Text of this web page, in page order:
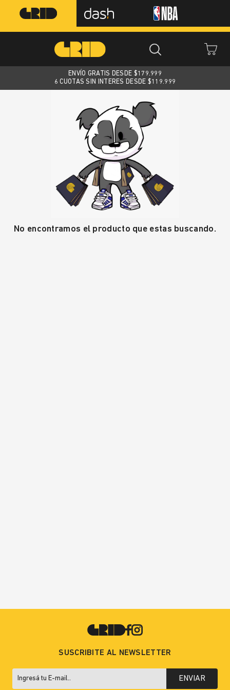
ENVÍO GRATIS DESDE $179.999
6 CUOTAS SIN INTERES DESDE $119.999
No encontramos el producto que estas buscando.
SUSCRIBITE AL NEWSLETTER
ENVIAR